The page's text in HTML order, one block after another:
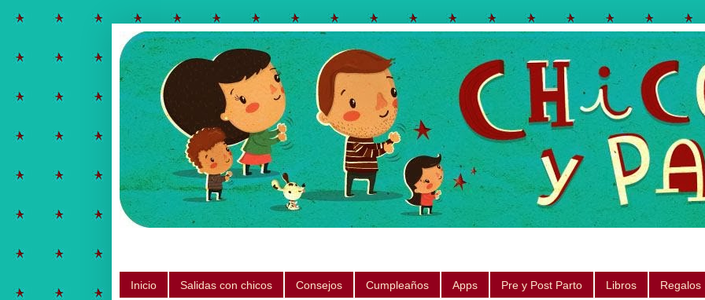
Inicio Salidas con chicos Consejos Cumpleaños Apps Pre y Post Parto Libros Regalos